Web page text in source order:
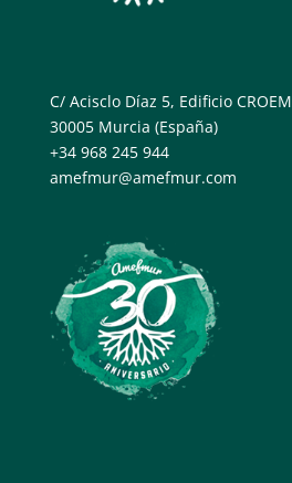
C/ Acisclo Díaz 5, Edificio CROEM
30005 Murcia (España)
+34 968 245 944
amefmur@amefmur.com